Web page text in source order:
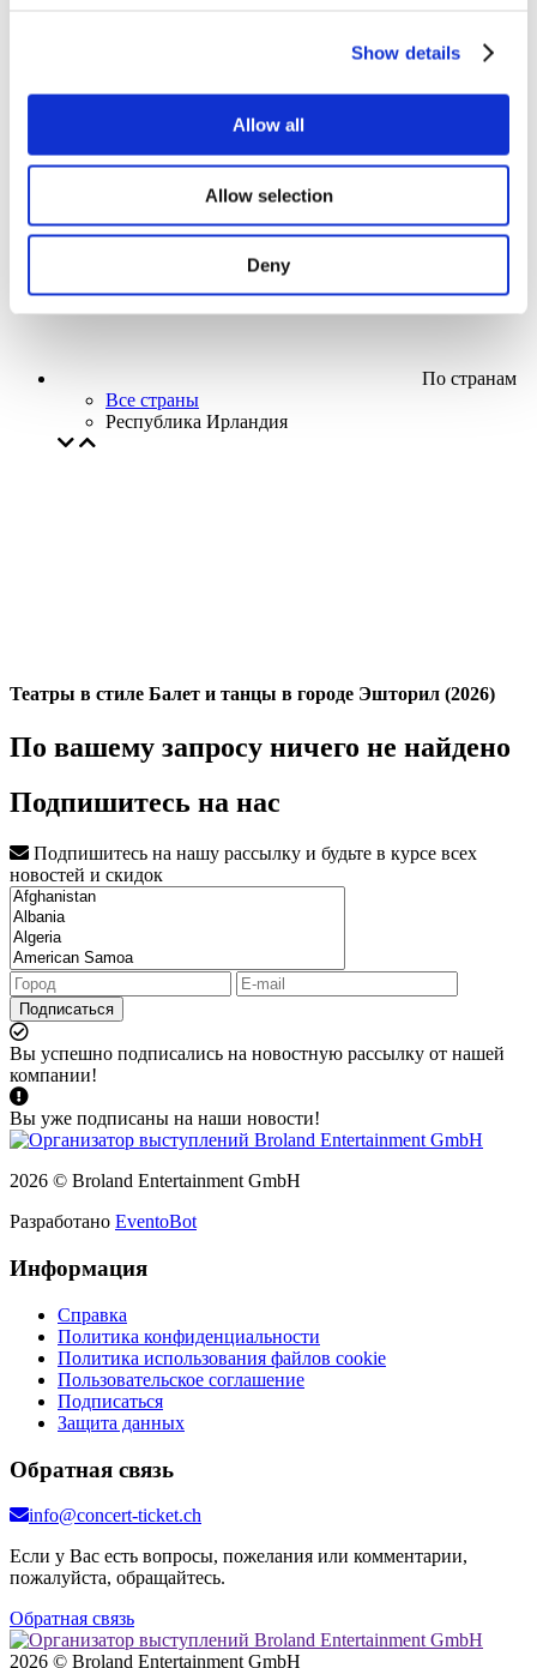
Show details
Allow all
Allow selection
Deny
Творческий вечер
Наше спецпредложение
Применить
По странам
Все страны
Республика Ирландия
Театры в стиле Балет и танцы в городе Эшторил (2026)
По вашему запросу ничего не найдено
Подпишитесь на нас
Подпишитесь на нашу рассылку и будьте в курсе всех
новостей и скидок
Подписаться
Вы успешно подписались на новостную рассылку от нашей
компании!
Вы уже подписаны на наши новости!
2026 © Broland Entertainment GmbH
Разработано EventoBot
Информация
Справка
Политика конфиденциальности
Политика использования файлов cookie
Пользовательское соглашение
Подписаться
Защита данных
Обратная связь
info@concert-ticket.ch
Если у Вас есть вопросы, пожелания или комментарии,
пожалуйста, обращайтесь.
Обратная связь
2026 © Broland Entertainment GmbH